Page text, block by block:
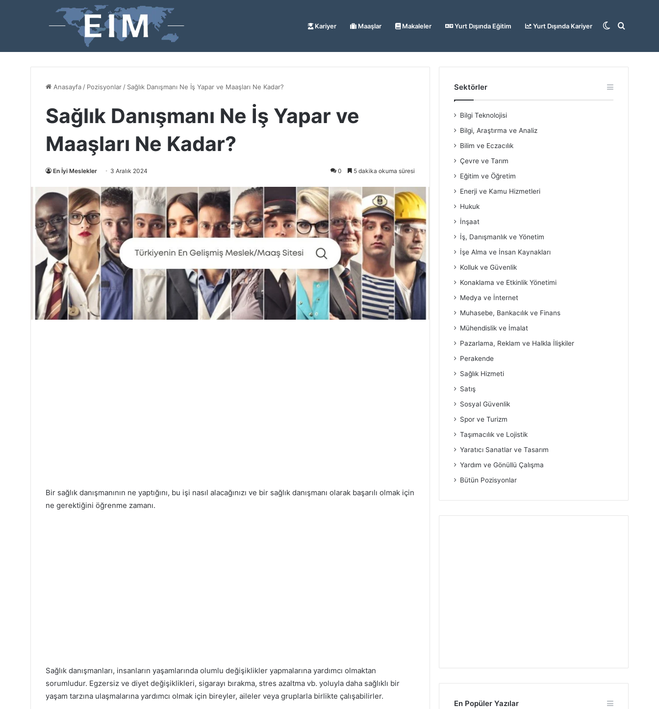
Kariyer Maaşlar Makaleler Yurt Dışında Eğitim Yurt Dışında Kariyer Arama
Dış
Anasayfa / Pozisyonlar / Sağlık Danışmanı Ne İş Yapar ve Maaşları Ne Kadar?
Sağlık Danışmanı Ne İş Yapar ve
Maaşları Ne Kadar?
En İyi Meslekler 3 Aralık 2024 0 5 dakika okuma süresi
Bir sağlık danışmanının ne yaptığını, bu işi nasıl alacağınızı ve bir sağlık danışmanı olarak başarılı olmak için
ne gerektiğini öğrenme zamanı.
Sağlık danışmanları, insanların yaşamlarında olumlu değişiklikler yapmalarına yardımcı olmaktan
sorumludur. Egzersiz ve diyet değişiklikleri, sigarayı bırakma, stres azaltma vb. yoluyla daha sağlıklı bir
yaşam tarzına ulaşmalarına yardımcı olmak için bireyler, aileler veya gruplarla birlikte çalışabilirler.
Sektörler
Bilgi Teknolojisi
Bilgi, Araştırma ve Analiz
Bilim ve Eczacılık
Çevre ve Tarım
Eğitim ve Öğretim
Enerji ve Kamu Hizmetleri
Hukuk
İnşaat
İş, Danışmanlık ve Yönetim
İşe Alma ve İnsan Kaynakları
Kolluk ve Güvenlik
Konaklama ve Etkinlik Yönetimi
Medya ve İnternet
Muhasebe, Bankacılık ve Finans
Mühendislik ve İmalat
Pazarlama, Reklam ve Halkla İlişkiler
Perakende
Sağlık Hizmeti
Satış
Sosyal Güvenlik
Spor ve Turizm
Taşımacılık ve Lojistik
Yaratıcı Sanatlar ve Tasarım
Yardım ve Gönüllü Çalışma
Bütün Pozisyonlar
En Popüler Yazılar